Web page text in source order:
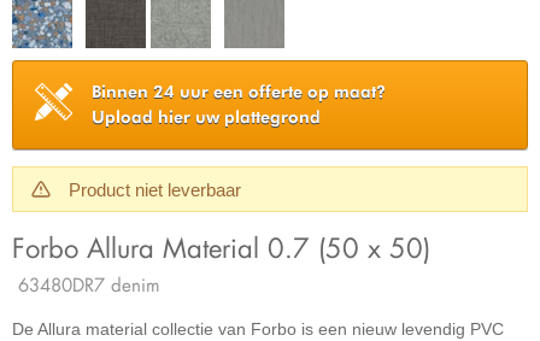
Binnen 24 uur een offerte op maat?
Upload hier uw plattegrond
Product niet leverbaar
Forbo Allura Material 0.7 (50 x 50)
63480DR7 denim
De Allura material collectie van Forbo is een nieuw levendig PVC